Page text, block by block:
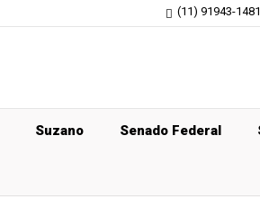
(11) 91943-1481
Suzano Senado Federal